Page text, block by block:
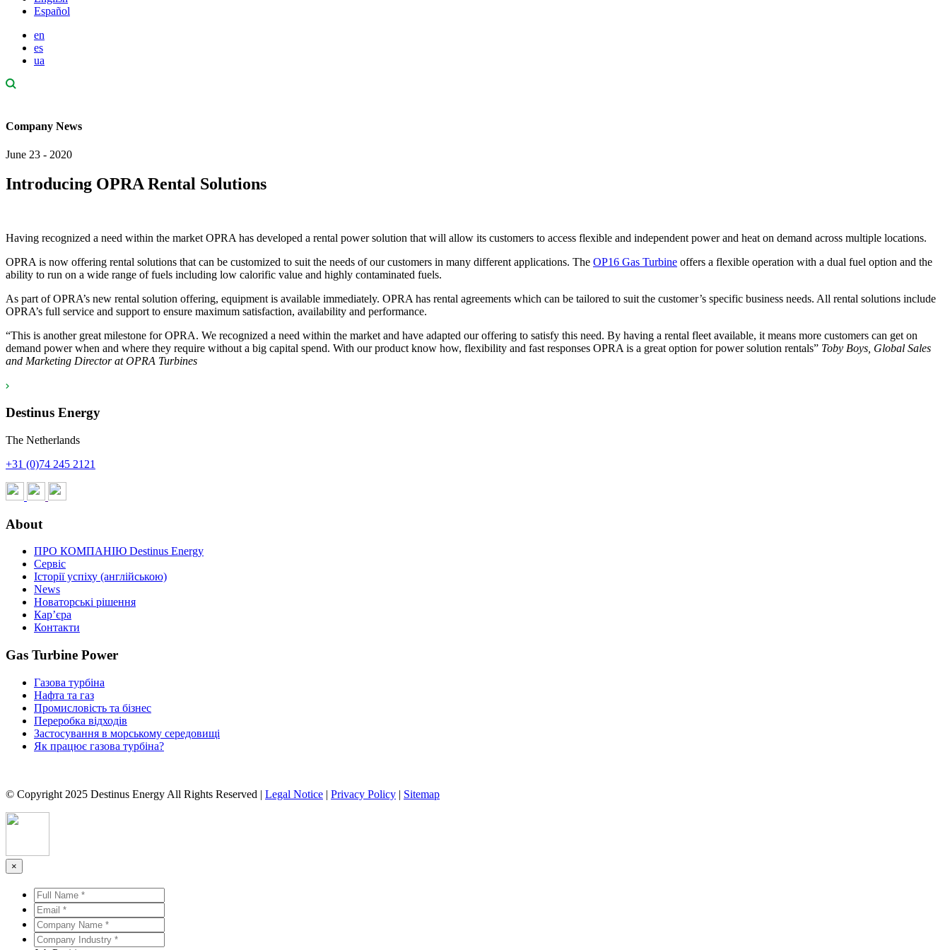
Español
en
es
ua
Company News
June 23 - 2020
Introducing OPRA Rental Solutions
Having recognized a need within the market OPRA has developed a rental power solution that will allow its customers to access flexible and independent power and heat on demand across multiple locations.
OPRA is now offering rental solutions that can be customized to suit the needs of our customers in many different applications. The OP16 Gas Turbine offers a flexible operation with a dual fuel option and the
ability to run on a wide range of fuels including low calorific value and highly contaminated fuels.
As part of OPRA’s new rental solution offering, equipment is available immediately. OPRA has rental agreements which can be tailored to suit the customer’s specific business needs. All rental solutions include
OPRA’s full service and support to ensure maximum satisfaction, availability and performance.
“This is another great milestone for OPRA. We recognized a need within the market and have adapted our offering to satisfy this need. By having a rental fleet available, it means more customers can get on
demand power when and where they require without a big capital spend. With our product know how, flexibility and fast responses OPRA is a great option for power solution rentals” Toby Boys, Global Sales
and Marketing Director at OPRA Turbines
Destinus Energy
The Netherlands
+31 (0)74 245 2121
About
ПРО КОМПАНІЮ Destinus Energy
Сервіс
Історії успіху (англійською)
News
Новаторські рішення
Кар’єра
Контакти
Gas Turbine Power
Газова турбіна
Нафта та газ
Промисловість та бізнес
Переробка відходів
Застосування в морському середовищі
Як працює газова турбіна?
© Copyright 2025 Destinus Energy All Rights Reserved | Legal Notice | Privacy Policy | Sitemap
×
Full
Name
**
Email
**
Company
Name
Company